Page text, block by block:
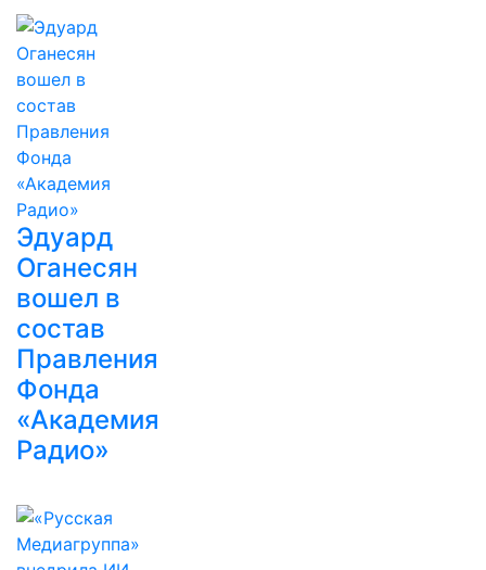
Эдуард
Оганесян
вошел в
состав
Правления
Фонда
«Академия
Радио»